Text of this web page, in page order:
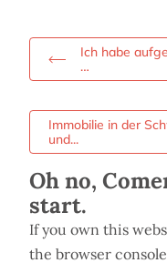
Ich habe
…
Immobilie in der
und...
Oh no,
start.
If you own this
the browser